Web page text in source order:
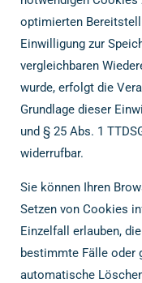
optimierten
Einwilligung zur
vergleichbaren
wurde, erfolgt die
Grundlage dieser
und § 25 Abs. 1
widerrufbar.
Sie können Ihren
Setzen von Cookies
Einzelfall erlauben,
bestimmte Fälle oder
automatische